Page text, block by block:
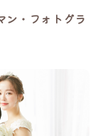
ン・フォトグラ